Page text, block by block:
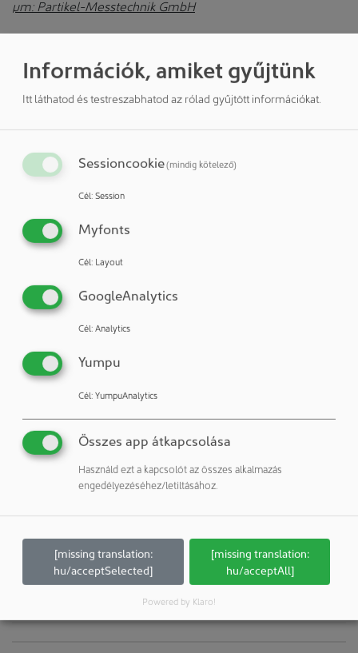
µm: Partikel-Messtechnik GmbH
További információk
Schafwäsche 8
Németország
Telefon: + 49 7033 53740
Fax: + 49 7033 537422
info@pmt.eu
Kapcsolatok
Reinraum-shop
Megjelenítés
További publikációk a vállalattól / szerzőtől
További cikkek ezekhez a rovatokhoz:
Felügyelet és mérési technika: Készülékek
Felügyelet és mérési technika: Részecske
Információk, amiket gyűjtünk
Itt láthatod és testreszabhatod az rólad gyűjtött információkat.
Sessioncookie(mindig kötelező)
Cél: Session
Myfonts
Cél: Layout
GoogleAnalytics
Cél: Analytics
Yumpu
Cél: YumpuAnalytics
Összes app átkapcsolása
Használd ezt a kapcsolót az összes alkalmazás
engedélyezéséhez/letiltásához.
[missing translation:
hu/acceptSelected]
[missing translation:
hu/acceptAll]
Powered by Klaro!